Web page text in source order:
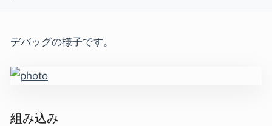
デバッグの様子です。
組み込み